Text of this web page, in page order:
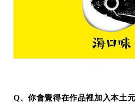
Q、你會覺得在作品裡加入本土